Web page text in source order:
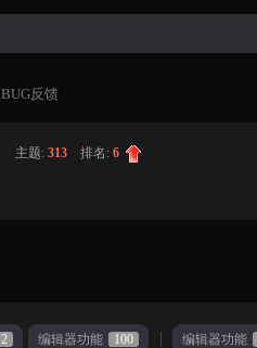
BUG反馈
主题:313 排名:6
2 编辑器功能 100 编辑器功能